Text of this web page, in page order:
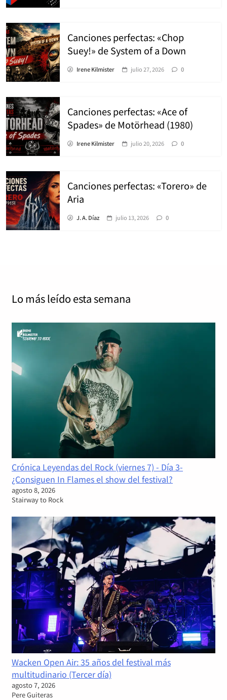
Canciones perfectas: «Chop
Suey!» de System of a Down
Irene Kilmister julio 27, 2026 0
Canciones perfectas: «Ace of
Spades» de Motörhead (1980)
Irene Kilmister julio 20, 2026 0
Canciones perfectas: «Torero» de
Aria
J. A. Díaz julio 13, 2026 0
Lo más leído esta semana
Crónica Leyendas del Rock (viernes 7) - Día 3-
¿Consiguen In Flames el show del festival?
agosto 8, 2026
Stairway to Rock
Wacken Open Air: 35 años del festival más
multitudinario (Tercer día)
agosto 7, 2026
Pere Guiteras